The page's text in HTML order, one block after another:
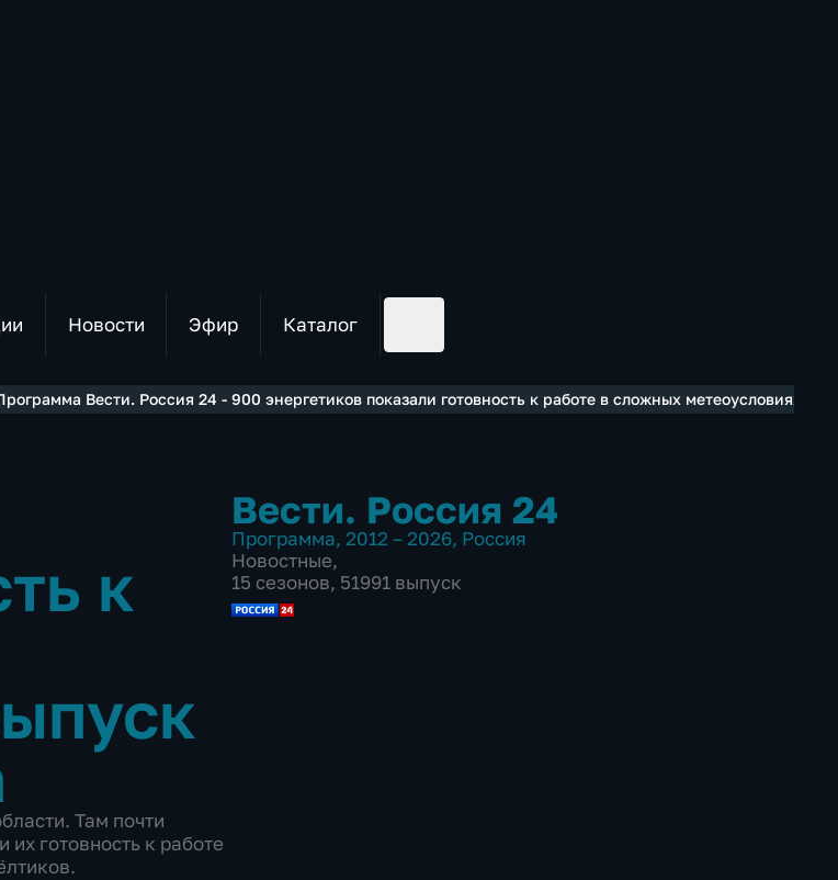
Новости Эфир Каталог
Вести. Россия 24 - 900 энергетиков показали готовность к работе в сложных метеоусловиях
к
Там почти
готовность к работе
Вести. Россия 24
Программа, 2012 – 2026, Россия
Новостные,
15 сезонов, 51991 выпуск